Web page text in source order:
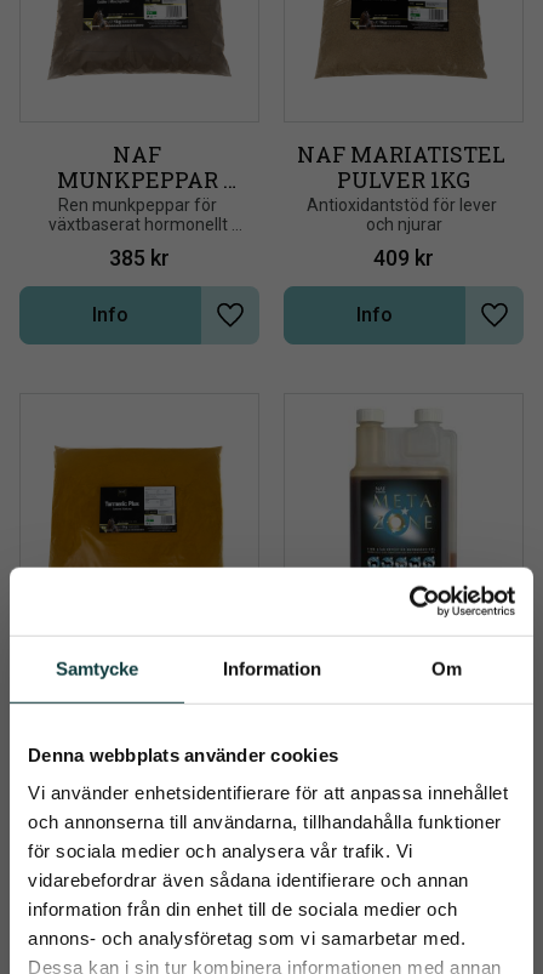
Samtycke Information Om
Denna webbplats använder cookies
Vi använder enhetsidentifierare för att anpassa innehållet
och annonserna till användarna, tillhandahålla funktioner
för sociala medier och analysera vår trafik. Vi
vidarebefordrar även sådana identifierare och annan
information från din enhet till de sociala medier och
annons- och analysföretag som vi samarbetar med.
Dessa kan i sin tur kombinera informationen med annan
NAF
MUNKPEPPAR
PULVER 1KG
Ren munkpeppar för
växtbaserat hormonellt
stöd
385 kr
Lägg till i önskelista
Info
NAF MARIATISTEL
PULVER 1KG
Antioxidantstöd för lever
och njurar
409 kr
Lägg
Info
NAF GURKMEJA
allmänna hälsa
580kr
Lägg till i önskelista
Info
METAZONE,
hästar som behöver lite
Info
Prenumerera på Emmishopens